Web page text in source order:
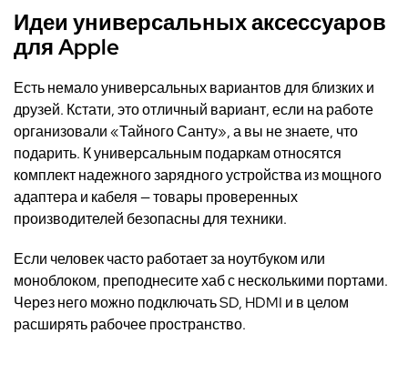
Идеи универсальных аксессуаров
для Apple
Есть немало универсальных вариантов для близких и
друзей. Кстати, это отличный вариант, если на работе
организовали «Тайного Санту», а вы не знаете, что
подарить. К универсальным подаркам относятся
комплект надежного зарядного устройства из мощного
адаптера и кабеля — товары проверенных
производителей безопасны для техники.
Если человек часто работает за ноутбуком или
моноблоком, преподнесите хаб с несколькими портами.
Через него можно подключать SD, HDMI и в целом
расширять рабочее пространство.